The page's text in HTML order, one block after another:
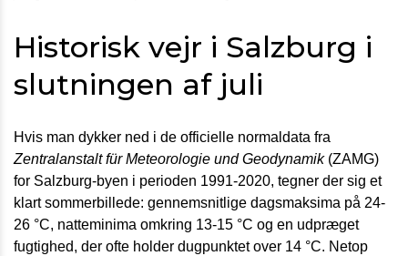
Historisk vejr i Salzburg i
slutningen af juli
Hvis man dykker ned i de officielle normaldata fra
Zentralanstalt für Meteorologie und Geodynamik(ZAMG)
for Salzburg-byen i perioden 1991-2020, tegner der sig et
klart sommerbillede: gennemsnitlige dagsmaksima på 24-
26 °C, natteminima omkring 13-15 °C og en udpræget
fugtighed, der ofte holder dugpunktet over 14 °C. Netop